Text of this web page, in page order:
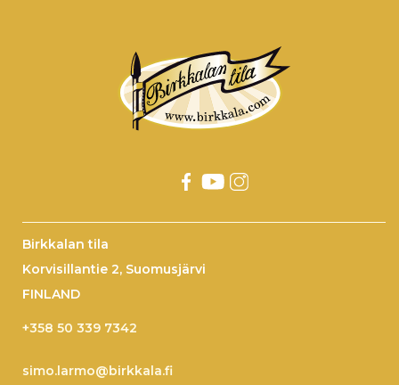
Birkkalan tila
Korvisillantie 2, Suomusjärvi
FINLAND
+358 50 339 7342
simo.larmo@birkkala.fi